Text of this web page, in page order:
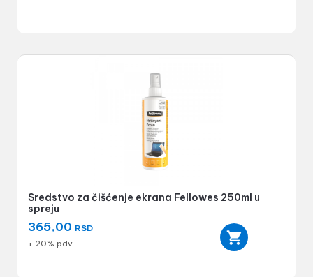
Sredstvo za čišćenje ekrana Fellowes 250ml u
spreju
365,00 RSD
+ 20% pdv